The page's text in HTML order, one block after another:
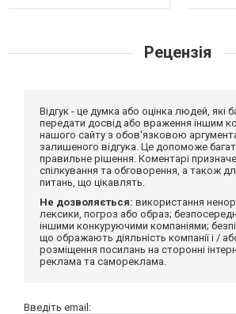
Рецензія
Відгук - це думка або оцінка людей, які
передати досвід або враження іншим
нашого сайту з обов'язковою
залишеного відгука. Це допоможе
правильне рішення. Коментарі
спілкування та обговорення, а також
питань, що цікавлять.
Не дозволяється: використання
лексики, погроз або образ;
іншими конкуруючими компаніями;
що ображають діяльність компанії і /
розміщення посилань на сторонні
реклама та самореклама.
Введіть email: